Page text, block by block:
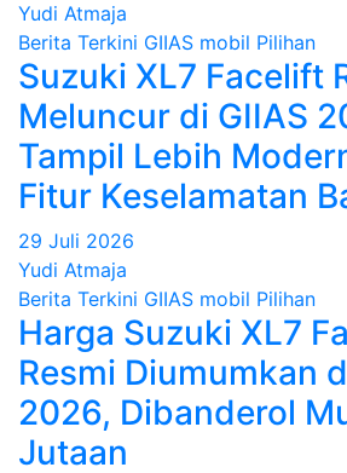
Yudi Atmaja
Berita Terkini GIIAS mobil Pilihan
Suzuki XL7 Facelift
Meluncur di GIIAS
Tampil Lebih
Fitur Keselamatan
29 Juli 2026
Yudi Atmaja
Berita Terkini GIIAS mobil Pilihan
Harga Suzuki XL7
Resmi Diumumkan
2026, Dibanderol
Jutaan